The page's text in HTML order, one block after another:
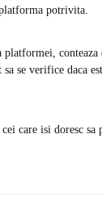
potrivita.
se verifice daca
care isi doresc